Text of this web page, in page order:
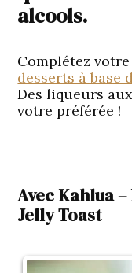
alcools.
Complétez
desserts à base
Des liqueurs
votre préférée !
Avec Kahlua
Jelly Toast